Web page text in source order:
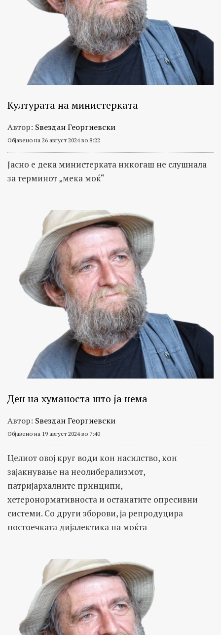
Културата на министерката
Автор: Ѕвездан Георгиевски
Објавено на 26 август 2024 во 8:22
Јасно е дека министерката никогаш не слушнала
за терминот „мека моќ“
Ден на хуманоста што ја нема
Автор: Ѕвездан Георгиевски
Објавено на 19 август 2024 во 7:40
Целиот овој круг води кон насилство, кон
зајакнување на неолиберализмот,
патријархалните принципи,
хетеронормативноста и останатите опресивни
системи. Со други зборови, ја репродуцира
постоечката дијалектика на моќта